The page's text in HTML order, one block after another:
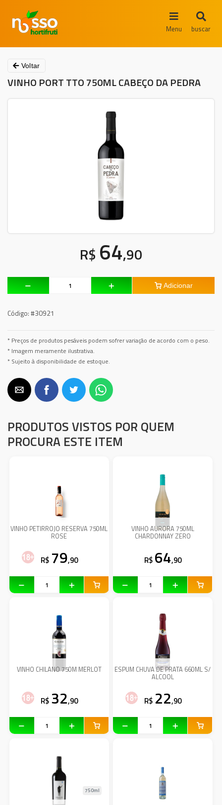
Menu buscar
Voltar
VINHO PORT TTO 750ML CABEÇO DA PEDRA
R$ 64,90
Adicionar
Código:#30921
* Preços de produtos pesáveis podem sofrer variação de acordo com o peso.
* Imagem meramente ilustrativa.
* Sujeito à disponibilidade de estoque.
PRODUTOS VISTOS POR QUEM
PROCURA ESTE ITEM
VINHO PETIRROJO RESERVA 750ML
ROSE
R$ 79,90
VINHO AURORA 750ML
CHARDONNAY ZERO
R$ 64,90
VINHO CHILANO 750M MERLOT
R$ 32,90
ESPUM CHUVA DE PRATA 660ML S/
ALCOOL
R$ 22,90
750ml